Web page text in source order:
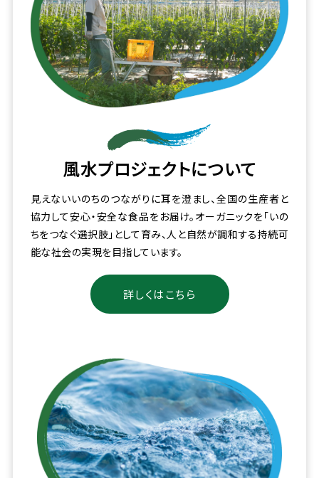
風水プロジェクトについて
見えないいのちのつながりに耳を澄まし、全国の生産者と
協力して安心・安全な食品をお届け。オーガニックを「いの
ちをつなぐ選択肢」として育み、人と自然が調和する持続可
能な社会の実現を目指しています。
詳しくはこちら